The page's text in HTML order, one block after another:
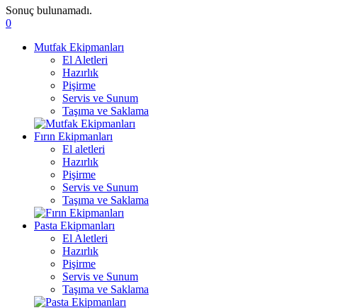
Sonuç bulunamadı.
0
Mutfak Ekipmanları
El Aletleri
Hazırlık
Pişirme
Servis ve Sunum
Taşıma ve Saklama
Fırın Ekipmanları
El aletleri
Hazırlık
Pişirme
Servis ve Sunum
Taşıma ve Saklama
Pasta Ekipmanları
El Aletleri
Hazırlık
Pişirme
Servis ve Sunum
Taşıma ve Saklama